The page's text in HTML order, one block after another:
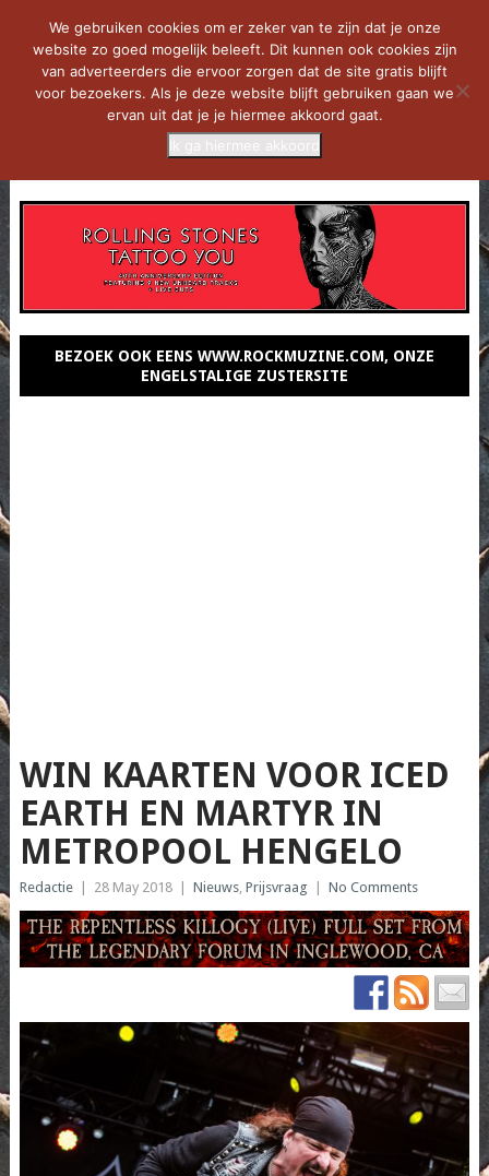
BEZOEK OOK EENS WWW.ROCKMUZINE.COM, ONZE
ENGELSTALIGE ZUSTERSITE
WIN KAARTEN VOOR ICED
EARTH EN MARTYR IN
METROPOOL HENGELO
Redactie 28 May 2018 Nieuws, Prijsvraag No Comments
We gebruiken cookies om er zeker van te zijn dat je onze
website zo goed mogelijk beleeft. Dit kunnen ook cookies zijn
van adverteerders die ervoor zorgen dat de site gratis blijft
voor bezoekers. Als je deze website blijft gebruiken gaan we
ervan uit dat je je hiermee akkoord gaat.
Ik ga hiermee akkoord